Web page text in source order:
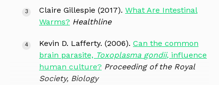
Claire Gillespie (2017). What Are Intestinal
Warms? Healthline
Kevin D. Lafferty. (2006). Can the common
brain parasite, Toxoplasma gondii, influence
human culture? Proceeding of the Royal
Society, Biology